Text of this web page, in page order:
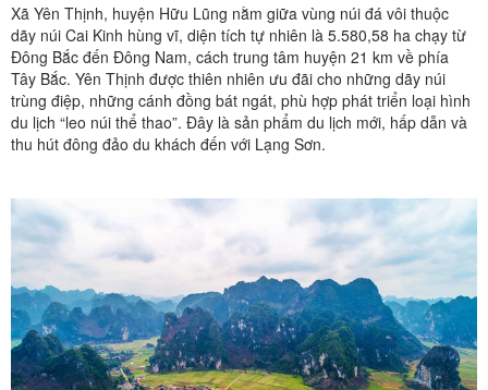
Xã Yên Thịnh, huyện Hữu Lũng nằm giữa vùng núi đá vôi thuộc
dãy núi Cai Kinh hùng vĩ, diện tích tự nhiên là 5.580,58 ha chạy từ
Đông Bắc đến Đông Nam, cách trung tâm huyện 21 km về phía
Tây Bắc. Yên Thịnh được thiên nhiên ưu đãi cho những dãy núi
trùng điệp, những cánh đồng bát ngát, phù hợp phát triển loại hình
du lịch “leo núi thể thao”. Đây là sản phẩm du lịch mới, hấp dẫn và
thu hút đông đảo du khách đến với Lạng Sơn.